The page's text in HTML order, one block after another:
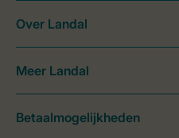
Over Landal
Meer Landal
Betaalmogelijkheden